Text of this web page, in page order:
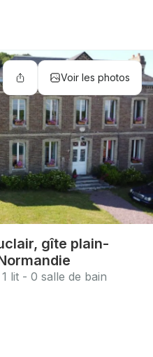
Voir les photos
gîte plain-
lit - 0 salle de bain